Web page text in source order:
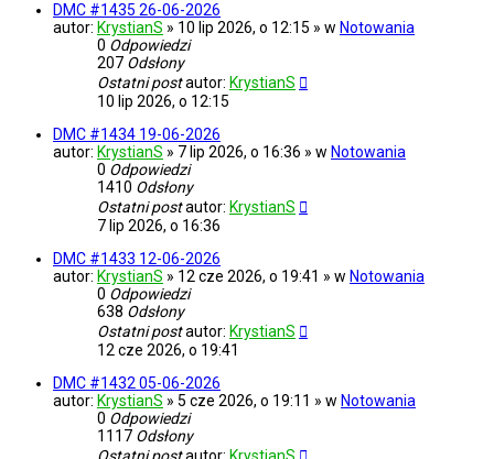
DMC #1435 26-06-2026
autor: KrystianS » 10 lip 2026, o 12:15 » w Notowania
0 Odpowiedzi
207 Odsłony
Ostatni postautor: KrystianS
10 lip 2026, o 12:15
DMC #1434 19-06-2026
autor: KrystianS » 7 lip 2026, o 16:36 » w Notowania
0 Odpowiedzi
1410 Odsłony
Ostatni postautor: KrystianS
7 lip 2026, o 16:36
DMC #1433 12-06-2026
autor: KrystianS » 12 cze 2026, o 19:41 » w Notowania
0 Odpowiedzi
638 Odsłony
Ostatni postautor: KrystianS
12 cze 2026, o 19:41
DMC #1432 05-06-2026
autor: KrystianS » 5 cze 2026, o 19:11 » w Notowania
0 Odpowiedzi
1117 Odsłony